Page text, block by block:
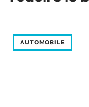
AUTOMOBILE